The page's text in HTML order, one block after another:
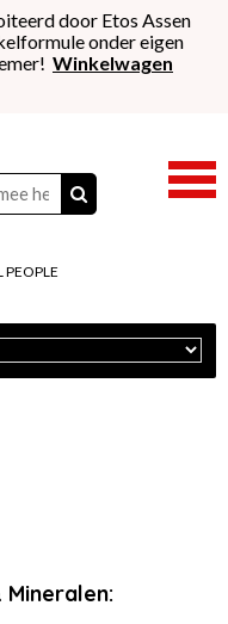
door Etos Assen
onder eigen
Winkelwagen
PEOPLE